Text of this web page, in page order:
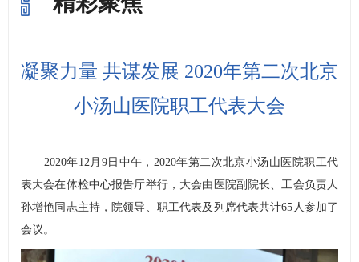
凝聚力量 共谋发展 2020年第二次北京
小汤山医院职工代表大会
2020年12月9日中午，2020年第二次北京小汤山医院职工代
表大会在体检中心报告厅举行，大会由医院副院长、工会负责人
孙增艳同志主持，院领导、职工代表及列席代表共计65人参加了
会议。